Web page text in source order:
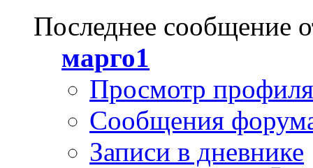
Последнее сообщение
марго1
Просмотр профиля
Сообщения
Записи в дневнике